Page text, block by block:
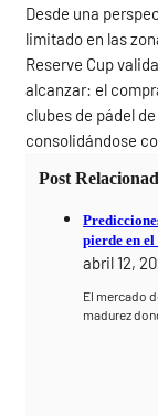
Desde una
limitado en las
Reserve Cup
alcanzar: el
clubes de pádel
consolidándose
Post
pierde en
abril 12,
El mercado
madurez